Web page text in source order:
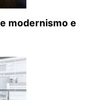
modernismo e